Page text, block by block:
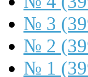
№ 3
№ 2
№ 1